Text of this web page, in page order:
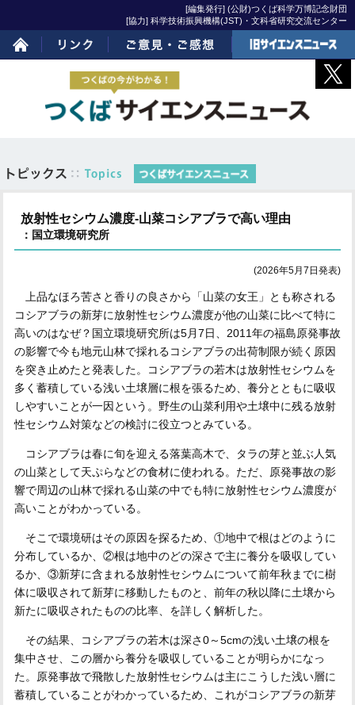
[編集発行] (公財)つくば科学万博記念財団
[協力] 科学技術振興機構(JST)・文科省研究交流センター
ホーム リンク ご意見・ご感想
旧サイエンスニュー
放射性セシウム濃度-山菜コシアブラで高い理由
：国立環境研究所
(2026年5月7日発表)
上品なほろ苦さと香りの良さから「山菜の女王」とも称される
コシアブラの新芽に放射性セシウム濃度が他の山菜に比べて特に
高いのはなぜ？国立環境研究所は5月7日、2011年の福島原発事故
の影響で今も地元山林で採れるコシアブラの出荷制限が続く原因
を突き止めたと発表した。コシアブラの若木は放射性セシウムを
多く蓄積している浅い土壌層に根を張るため、養分とともに吸収
しやすいことが一因という。野生の山菜利用や土壌中に残る放射
性セシウム対策などの検討に役立つとみている。
コシアブラは春に旬を迎える落葉高木で、タラの芽と並ぶ人気
の山菜として天ぷらなどの食材に使われる。ただ、原発事故の影
響で周辺の山林で採れる山菜の中でも特に放射性セシウム濃度が
高いことがわかっている。
そこで環境研はその原因を探るため、①地中で根はどのように
分布しているか、②根は地中のどの深さで主に養分を吸収してい
るか、③新芽に含まれる放射性セシウムについて前年秋までに樹
体に吸収されて新芽に移動したものと、前年の秋以降に土壌から
新たに吸収されたものの比率、を詳しく解析した。
その結果、コシアブラの若木は深さ0～5cmの浅い土壌の根を
集中させ、この層から養分を吸収していることが明らかになっ
た。原発事故で飛散した放射性セシウムは主にこうした浅い層に
蓄積していることがわかっているため、これがコシアブラの新芽